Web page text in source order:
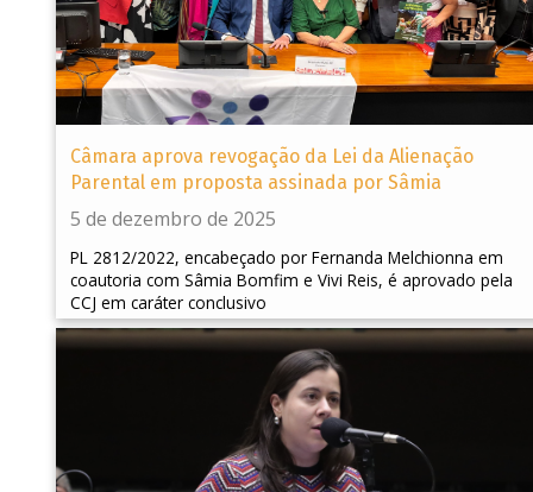
Câmara aprova revogação da Lei da Alienação
Parental em proposta assinada por Sâmia
5 de dezembro de 2025
PL 2812/2022, encabeçado por Fernanda Melchionna em
coautoria com Sâmia Bomfim e Vivi Reis, é aprovado pela
CCJ em caráter conclusivo